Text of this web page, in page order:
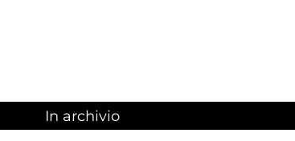
In archivio